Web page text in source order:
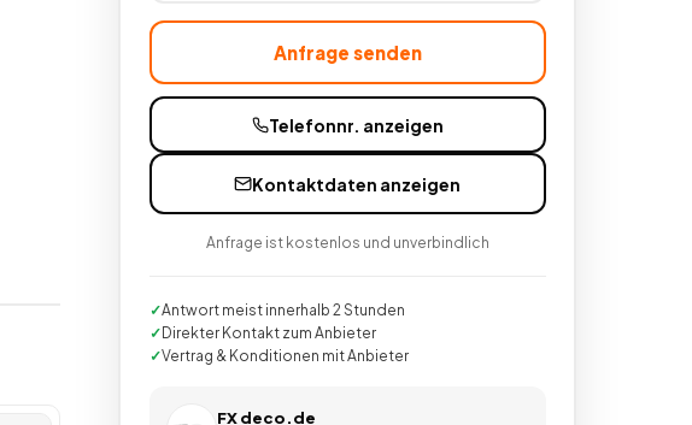
Anfrage senden
Telefonnr. anzeigen
Kontaktdaten anzeigen
Anfrage ist kostenlos und unverbindlich
Antwort meist innerhalb 2 Stunden
Direkter Kontakt zum Anbieter
Vertrag & Konditionen mit Anbieter
FX deco.de